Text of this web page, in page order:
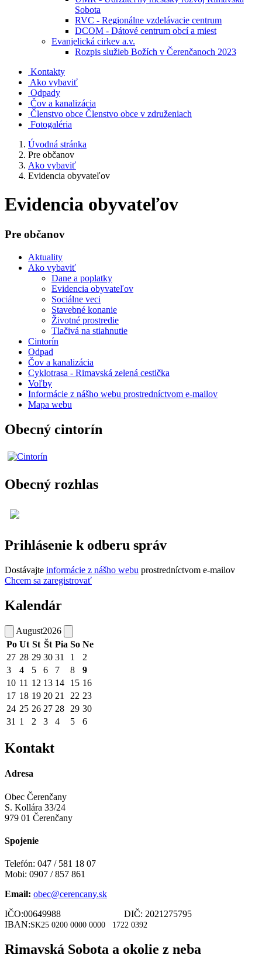
Sobota
RVC - Regionálne vzdelávacie centrum
DCOM - Dátové centrum obcí a miest
Evanjelická cirkev a.v.
Rozpis služieb Božích v Čerenčanoch 2023
Kontakty
Ako vybaviť
Odpady
Čov a kanalizácia
Členstvo obce Členstvo obce v združeniach
Fotogaléria
Úvodná stránka
Pre občanov
Ako vybaviť
Evidencia obyvateľov
Evidencia obyvateľov
Pre občanov
Aktuality
Ako vybaviť
Dane a poplatky
Evidencia obyvateľov
Sociálne veci
Stavebné konanie
Životné prostredie
Tlačivá na stiahnutie
Cintorín
Odpad
Čov a kanalizácia
Cyklotrasa - Rimavská zelená cestička
Voľby
Informácie z nášho webu prostredníctvom e-mailov
Mapa webu
Obecný cintorín
Obecný rozhlas
Prihlásenie k odberu správ
Dostávajte informácie z nášho webu prostredníctvom e-mailov
Chcem sa zaregistrovať
Kalendár
August2026
Po Ut St Št Pia So Ne
27 28 29 30 31 1
2
3
4 5 6 7 8
9
10 11 12 13 14 15 16
17 18 19 20 21 22 23
24 25 26 27 28 29 30
31 1 2 3 4 5 6
Kontakt
Adresa
Obec Čerenčany
S. Kollára 33/24
979 01 Čerenčany
Spojenie
Telefón: 047 / 581 18 07
Mobi: 0907 / 857 861
Email: obec@cerencany.sk
IČO:00649988 DIČ: 2021275795
IBAN:SK25 0200 0000 0000 1722 0392
Rimavská Sobota a okolie z neba